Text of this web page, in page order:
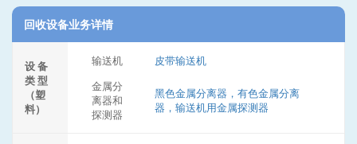
回收设备业务详情
设 备
类 型
（塑
料）
输送机
皮带输送机
金属分
离器和
探测器
黑色金属分离器，有色金属分离
器，输送机用金属探测器